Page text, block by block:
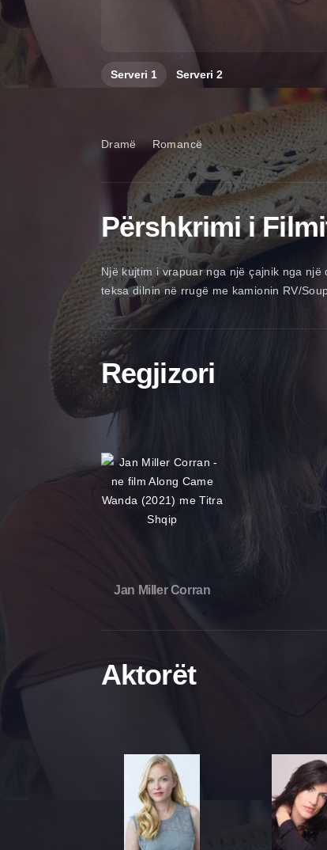
Serveri 1 Serveri 2
Dramë Romancë
Përshkrimi i
Një kujtim i vrapuar nga një çajnik nga
teksa dilnin në rrugë me kamionin RV/
Regjizori
Jan Miller Corran
Aktorët